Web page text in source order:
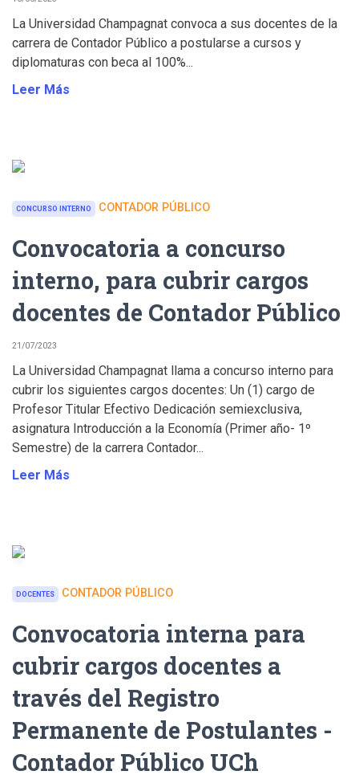
La Universidad Champagnat convoca a sus docentes de la
carrera de Contador Público a postularse a cursos y
diplomaturas con beca al 100%...
Leer Más
CONCURSO INTERNO CONTADOR PÚBLICO
Convocatoria a concurso
interno, para cubrir cargos
docentes de Contador Público
21/07/2023
La Universidad Champagnat llama a concurso interno para
cubrir los siguientes cargos docentes: Un (1) cargo de
Profesor Titular Efectivo Dedicación semiexclusiva,
asignatura Introducción a la Economía (Primer año- 1º
Semestre) de la carrera Contador...
Leer Más
DOCENTES CONTADOR PÚBLICO
Convocatoria interna para
cubrir cargos docentes a
través del Registro
Permanente de Postulantes -
Contador Público UCh